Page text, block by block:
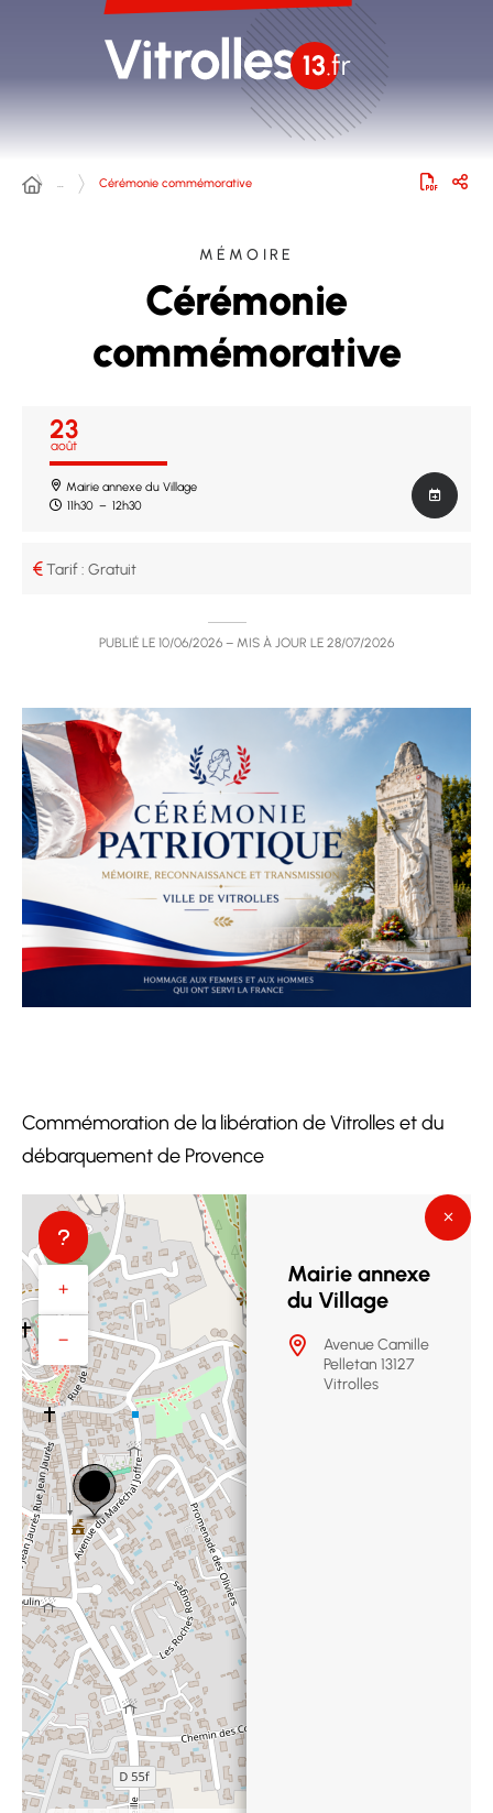
… Cérémonie commémorative
MÉMOIRE
Cérémonie
commémorative
23
août
Mairie annexe du Village
11h30 – 12h30
Tarif : Gratuit
PUBLIÉ LE 10/06/2026 – MIS À JOUR LE 28/07/2026
Commémoration de la libération de Vitrolles et du
débarquement de Provence
+
−
Mairie annexe
du Village
Avenue Camille
Pelletan 13127
Vitrolles